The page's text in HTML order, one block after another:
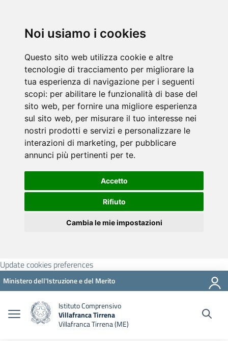
Noi usiamo i cookies
Questo sito web utilizza cookie e altre
tecnologie di tracciamento per migliorare la
tua esperienza di navigazione per i seguenti
scopi: per abilitare le funzionalità di base del
sito web, per fornire una migliore esperienza
sul sito web, per misurare il tuo interesse nei
nostri prodotti e servizi e personalizzare le
interazioni di marketing, per pubblicare
annunci più pertinenti per te.
Accetto
Rifiuto
Cambia le mie impostazioni
Update cookies preferences
Ministero dell'Istruzione e del Merito
Istituto Comprensivo
Villafranca Tirrena
Villafranca Tirrena (ME)